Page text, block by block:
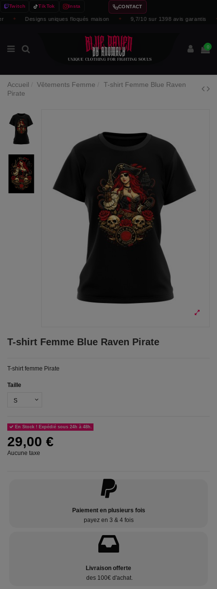
Twitch TikTok Insta
Designs uniques floqués maison 9,7/10 sur 1398 avis garantis
CONTACT
0
Accueil Vêtements Femme
T-shirt Femme Blue Raven
Pirate
T-shirt Femme Blue Raven Pirate
T-shirt femme Pirate
Taille
En Stock ! Expédié sous 24h à 48h.
29,00 €
Aucune taxe
Paiement en plusieurs fois
payez en 3 & 4 fois
Livraison offerte
des 100€ d'achat.